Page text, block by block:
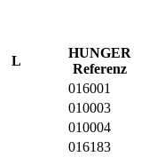
L
HUNGER
Referenz
016001
010003
010004
016183